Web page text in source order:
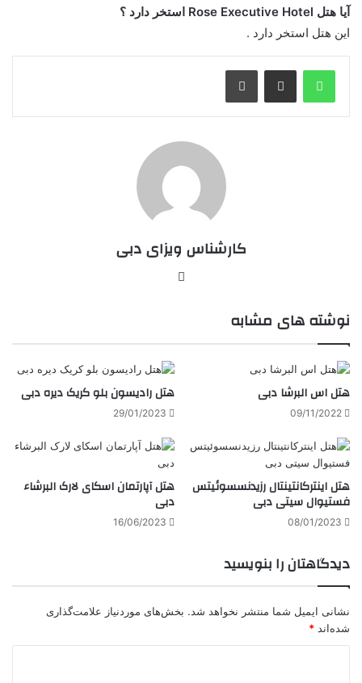
آیا هتل Rose Executive Hotel استخر دارد ؟
این هتل استخر دارد .
واتس آپ اشتراک گذاری از طریق ایمیل چاپ
کارشناس ویزای دبی
نوشته های مشابه
هتل اس البرشا دبی
09/11/2022
هتل رادیسون بلو کریک دیره دبی
29/01/2023
هتل اینترکانتینتال رزیدنسسوئیتس
فستیوال سیتی دبی
08/01/2023
هتل آپارتمان اسکای لارک البرشاء
دبی
16/06/2023
دیدگاهتان را بنویسید
نشانی ایمیل شما منتشر نخواهد شد. بخش‌های موردنیاز علامت‌گذاری
شده‌اند *